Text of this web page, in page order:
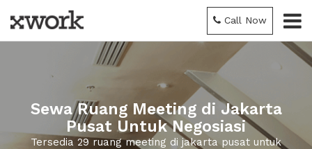
Call Now
Sewa Ruang Meeting di Jakarta
Pusat Untuk Negosiasi
Tersedia 29 ruang meeting di jakarta pusat untuk